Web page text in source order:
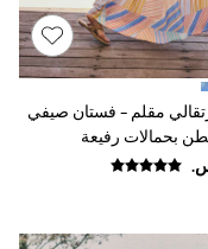
مقلم - فستان صيفي
بحمالات رفيعة